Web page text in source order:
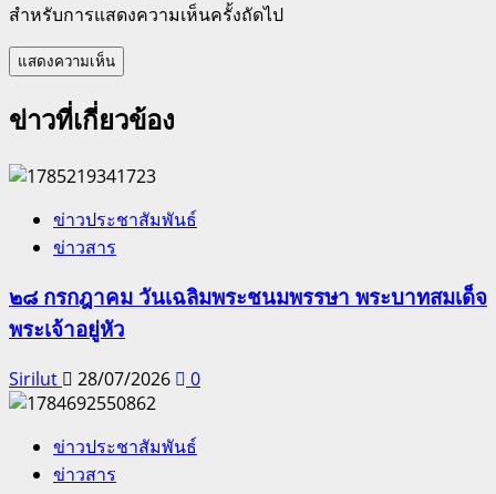
สำหรับการแสดงความเห็นครั้งถัดไป
ข่าวที่เกี่ยวข้อง
ข่าวประชาสัมพันธ์
ข่าวสาร
๒๘ กรกฎาคม วันเฉลิมพระชนมพรรษา พระบาทสมเด็จ
พระเจ้าอยู่หัว
Sirilut 28/07/2026 0
ข่าวประชาสัมพันธ์
ข่าวสาร